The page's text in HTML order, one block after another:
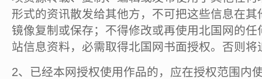
形式的资讯散发给其他方，不可把这些信息在
镜像复制或保存；不得修改或再使用北国网的
站信息资料，必需取得北国网书面授权。否则将
2、已经本网授权使用作品的，应在授权范围内